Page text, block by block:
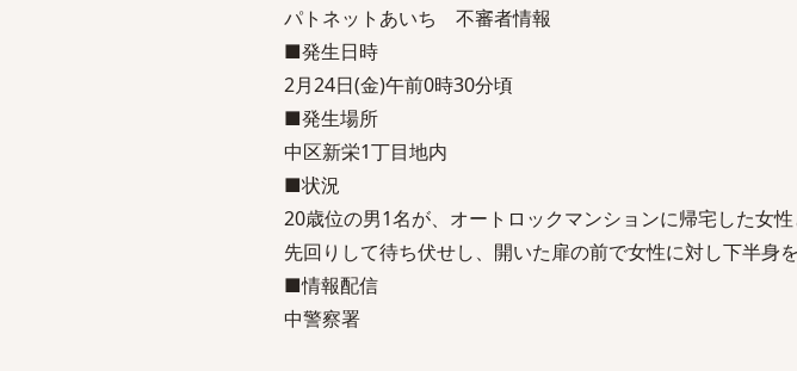
パトネットあいち 不審者情報
■発生日時
2月24日(金)午前0時30分頃
■発生場所
中区新栄1丁目地内
■状況
20歳位の男1名が、オートロックマンションに帰宅した女
先回りして待ち伏せし、開いた扉の前で女性に対し下半身
■情報配信
中警察署